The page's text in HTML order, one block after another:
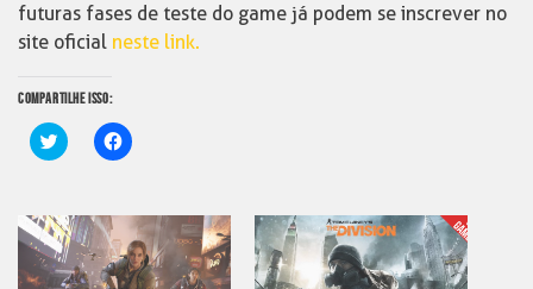
futuras fases de teste do game já podem se inscrever no
site oficial neste link.
COMPARTILHE ISSO:
Clique
para
em
nova
janela)
Clique
para
em
nova
janela)